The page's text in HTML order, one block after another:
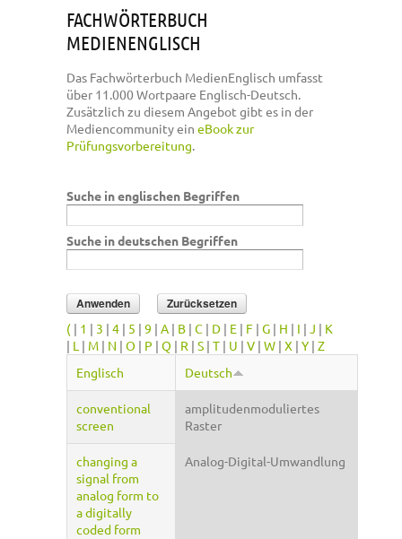
FACHWÖRTERBUCH
MEDIENENGLISCH
Das Fachwörterbuch MedienEnglisch umfasst
über 11.000 Wortpaare Englisch-Deutsch.
Zusätzlich zu diesem Angebot gibt es in der
Mediencommunity ein eBook zur
Prüfungsvorbereitung.
Suche in englischen Begriffen
Suche in deutschen Begriffen
( | 1 | 3 | 4 | 5 | 9 | A | B | C | D | E | F | G | H | I | J | K
| L | M | N | O | P | Q | R | S | T | U | V | W | X | Y | Z
Englisch
Deutsch
conventional
screen
amplitudenmoduliertes
Raster
changing a
signal from
analog form to
a digitally
coded form
Analog-Digital-Umwandlung